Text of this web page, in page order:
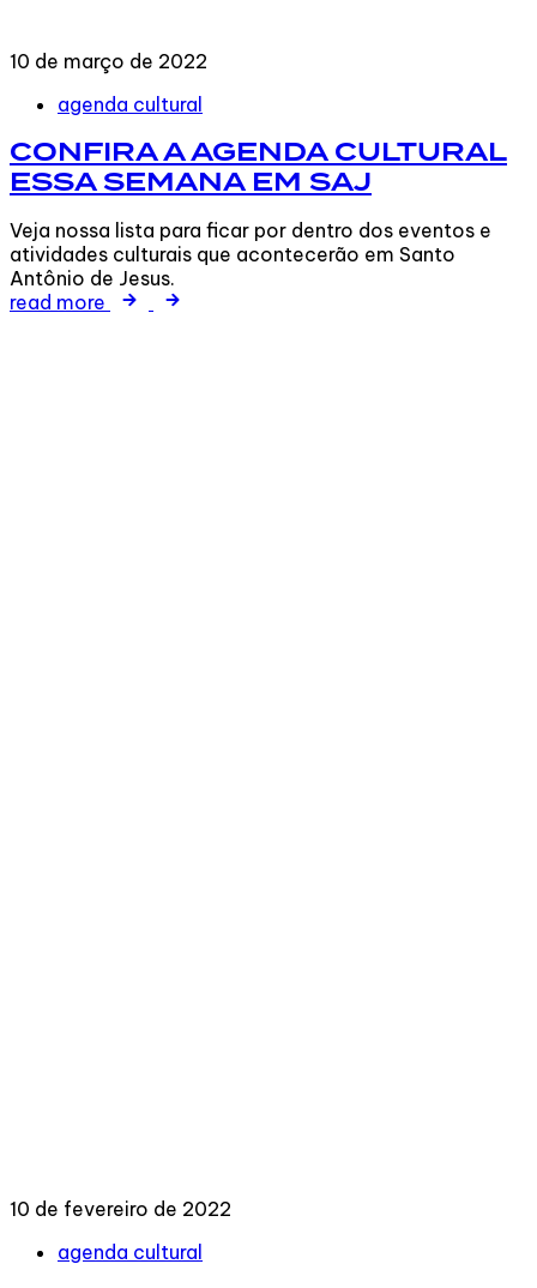
10 de março de 2022
Tags
agenda cultural
CONFIRA A AGENDA CULTURAL
ESSA SEMANA EM SAJ
Veja nossa lista para ficar por dentro dos eventos e
atividades culturais que acontecerão em Santo
Antônio de Jesus.
read more
10 de fevereiro de 2022
Tags
agenda cultural